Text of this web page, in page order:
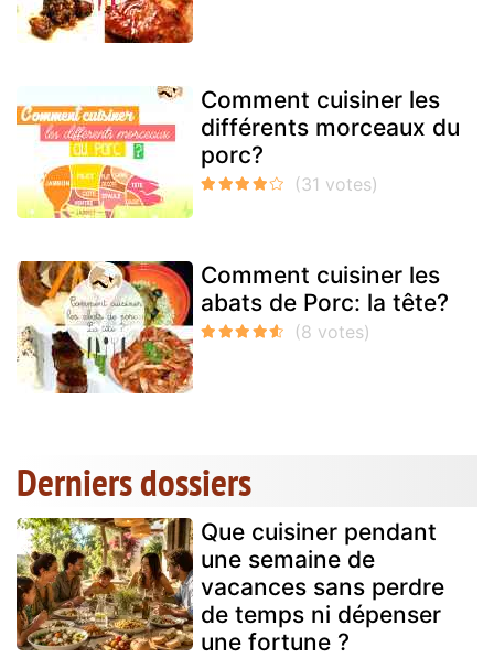
Comment cuisiner les
différents morceaux du
porc?
Comment cuisiner les
abats de Porc: la tête?
Derniers dossiers
Que cuisiner pendant
une semaine de
vacances sans perdre
de temps ni dépenser
une fortune ?